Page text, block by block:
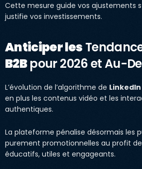
Cette mesure guide vos ajustements
justifie vos investissements.
Anticiper les
B2Bpour 2026 et Au-
L’évolution de l’algorithme de LinkedIn
en plus les contenus vidéo et les
authentiques.
La plateforme pénalise désormais les
purement promotionnelles au profit
éducatifs, utiles et engageants.